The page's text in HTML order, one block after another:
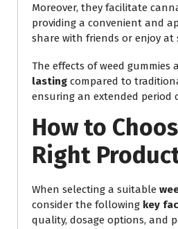
Moreover, they facilitate
providing a convenient and
share with friends or enjoy at
The effects of weed gummies
lasting compared to
ensuring an extended period
How to
Right
When selecting a suitable
consider the following key
quality, dosage options, and